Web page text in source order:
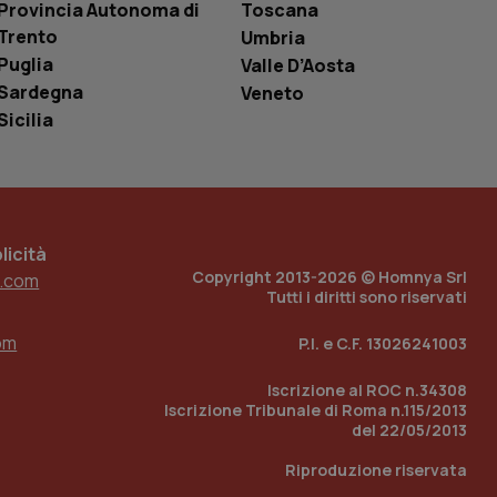
Autonoma di
Toscana
Umbria
Valle D’Aosta
Veneto
Copyright 2013-2026 © Homnya Srl
Tutti i diritti sono riservati
P.I. e C.F. 13026241003
Iscrizione al ROC n.34308
Iscrizione Tribunale di Roma n.115/2013
del 22/05/2013
Riproduzione riservata
un numero
in cui viene
sito, ma un
di accesso per
Analytics
per mantenere
incorporati
del sito web sta
di
traccia
incorporati